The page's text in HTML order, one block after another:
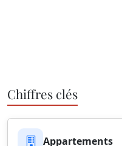
Chiffres clés
Appartements